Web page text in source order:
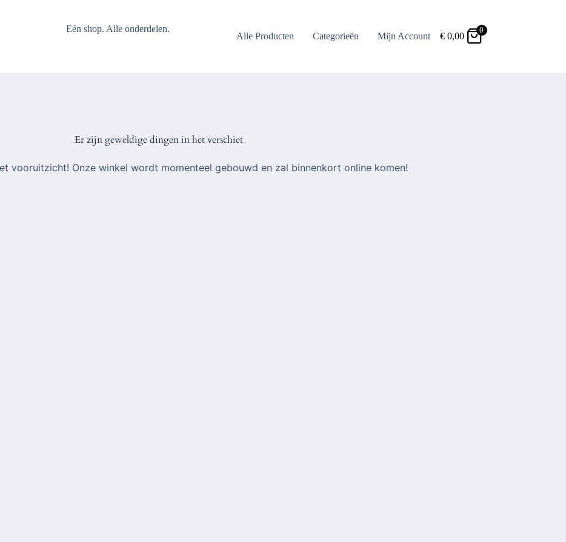
Eén shop. Alle onderdelen.
Alle Producten Categorieën Mijn Account €0,00
0
Er zijn geweldige dingen in het verschiet
vooruitzicht! Onze winkel wordt momenteel gebouwd en zal binnenkort online komen!